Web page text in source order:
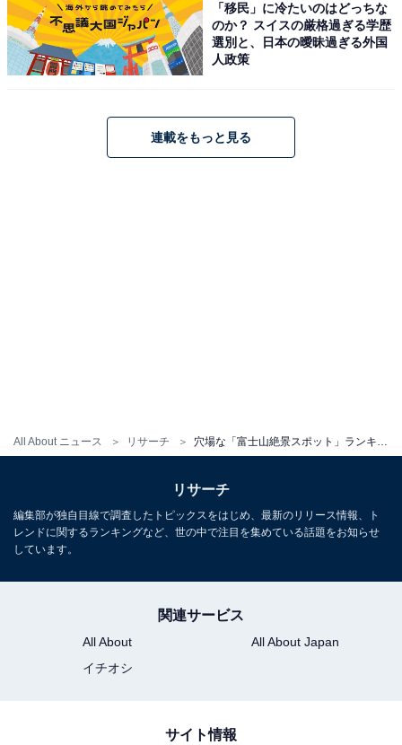
All About ニュース リサーチ 穴場な「富士山絶景スポット」ランキング！ 2位は都心から約1時間の「高尾山」、では1位は？
「移民」に冷たいのはどっちな
のか？ スイスの厳格過ぎる学歴
選別と、日本の曖昧過ぎる外国
人政策
連載をもっと見る
リサーチ
編集部が独自目線で調査したトピックスをはじめ、最新のリリース情報、ト
レンドに関するランキングなど、世の中で注目を集めている話題をお知らせ
しています。
関連サービス
All About
All About Japan
イチオシ
サイト情報